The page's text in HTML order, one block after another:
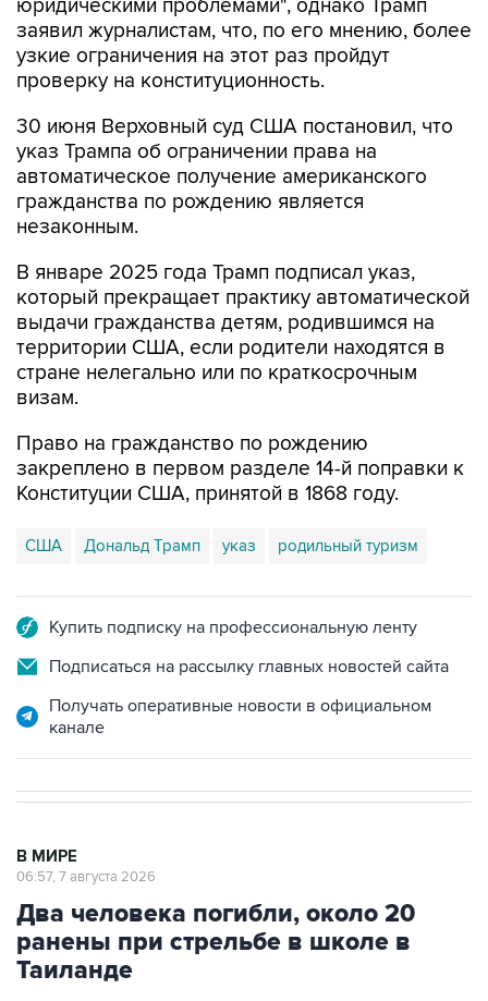
юридическими проблемами", однако Трамп
заявил журналистам, что, по его мнению, более
узкие ограничения на этот раз пройдут
проверку на конституционность.
30 июня Верховный суд США постановил, что
указ Трампа об ограничении права на
автоматическое получение американского
гражданства по рождению является
незаконным.
В январе 2025 года Трамп подписал указ,
который прекращает практику автоматической
выдачи гражданства детям, родившимся на
территории США, если родители находятся в
стране нелегально или по краткосрочным
визам.
Право на гражданство по рождению
закреплено в первом разделе 14-й поправки к
Конституции США, принятой в 1868 году.
США Дональд Трамп указ родильный туризм
Купить подписку на профессиональную ленту
Подписаться на рассылку главных новостей сайта
Получать оперативные новости в официальном
канале
В МИРЕ
06:57, 7 августа 2026
Два человека погибли, около 20
ранены при стрельбе в школе в
Таиланде